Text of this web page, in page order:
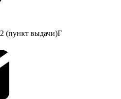
(пункт выдачи)Г